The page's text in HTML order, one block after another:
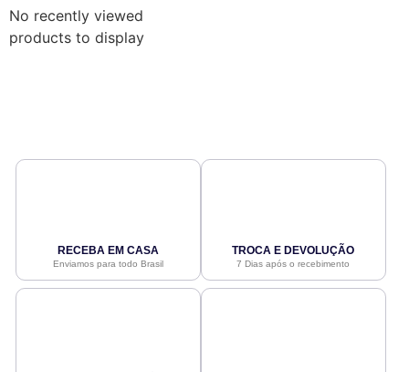
No recently viewed
products to display
RECEBA EM CASA
Enviamos para todo Brasil
TROCA E DEVOLUÇÃO
7 Dias após o recebimento